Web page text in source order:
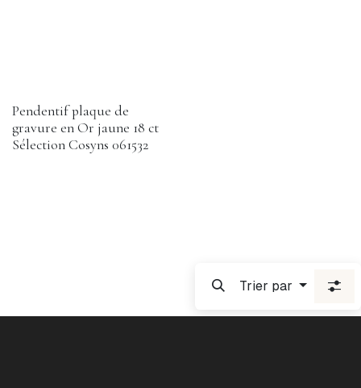
Pendentif plaque de
gravure en Or jaune 18 ct
Sélection Cosyns 061532
Trier par